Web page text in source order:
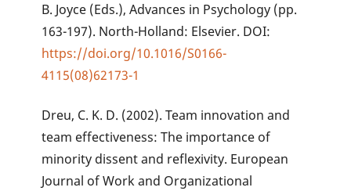
B. Joyce (Eds.), Advances in Psychology (pp.
163-197). North-Holland: Elsevier. DOI:
https://doi.org/10.1016/S0166-
4115(08)62173-1
Dreu, C. K. D. (2002). Team innovation and
team effectiveness: The importance of
minority dissent and reflexivity. European
Journal of Work and Organizational